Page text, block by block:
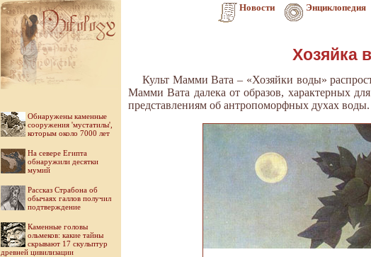
Новости Энциклопедия
Обнаружены каменные
сооружения 'мустатилы',
которым около 7000 лет
На севере Египта
обнаружили десятки
мумий
Рассказ Страбона об
обычаях галлов получил
подтверждение
Каменные головы
ольмеков: какие тайны
скрывают 17 скульптур
древней цивилизации
Хозяйка
Культ Мамми Вата – «Хозяйки воды»
Мамми Вата далека от образов, характерных
представлениям об антропоморфных духах воды.